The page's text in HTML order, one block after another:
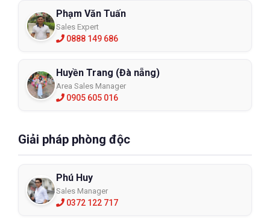
Phạm Văn Tuấn
Sales Expert
0888 149 686
Huyền Trang (Đà nẵng)
Area Sales Manager
0905 605 016
Giải pháp phòng độc
Phú Huy
Sales Manager
0372 122 717